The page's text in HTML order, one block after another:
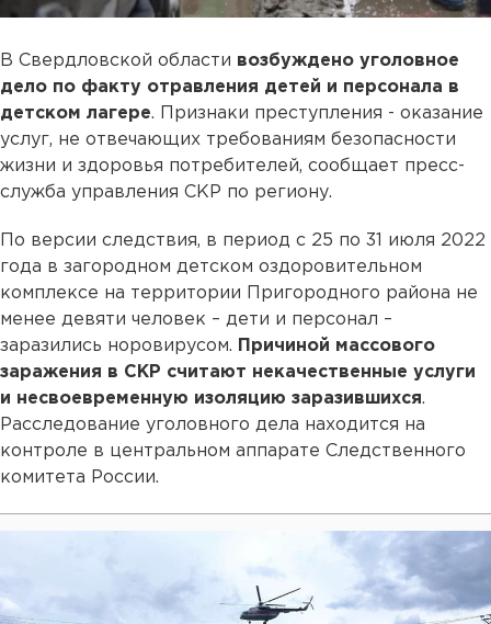
В Свердловской области возбуждено уголовное
дело по факту отравления детей и персонала в
детском лагере. Признаки преступления - оказание
услуг, не отвечающих требованиям безопасности
жизни и здоровья потребителей, сообщает пресс-
служба управления СКР по региону.
По версии следствия, в период с 25 по 31 июля 2022
года в загородном детском оздоровительном
комплексе на территории Пригородного района не
менее девяти человек – дети и персонал –
заразились норовирусом.
Причиной массового
заражения в СКР считают некачественные услуги
и несвоевременную изоляцию заразившихся.
Расследование уголовного дела находится на
контроле в центральном аппарате Следственного
комитета России.